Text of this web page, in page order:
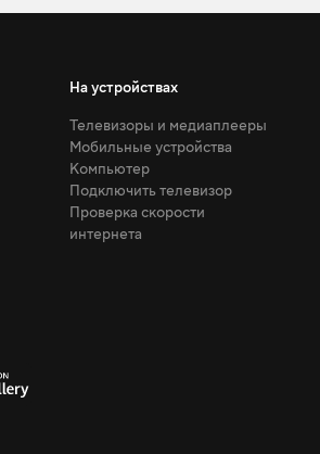
На устройствах
Телевизоры и медиаплееры
Мобильные устройства
Компьютер
Подключить телевизор
Проверка скорости
интернета